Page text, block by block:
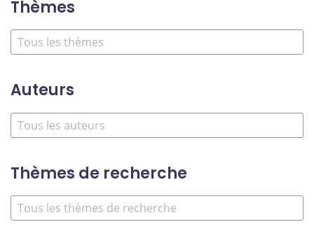
Thèmes
Auteurs
Thèmes de recherche